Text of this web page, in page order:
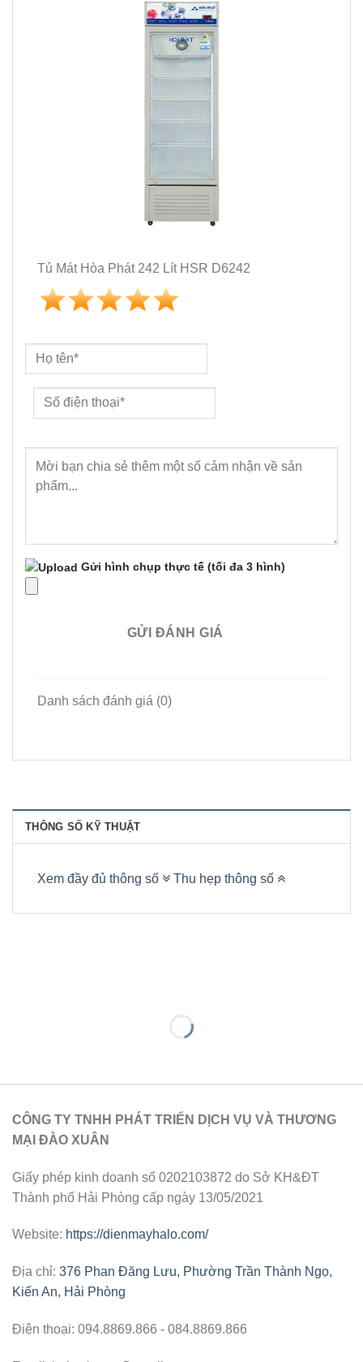
Tủ Mát Hòa Phát 242 Lít HSR D6242
Gửi hình chụp thực tế (tối đa 3 hình)
GỬI ĐÁNH GIÁ
Danh sách đánh giá (0)
THÔNG SỐ KỸ THUẬT
Xem đầy đủ thông số Thu hẹp thông số
CÔNG TY TNHH PHÁT TRIỂN DỊCH VỤ VÀ THƯƠNG
MẠI ĐÀO XUÂN
Giấy phép kinh doanh số 0202103872 do Sở KH&ĐT
Thành phố Hải Phòng cấp ngày 13/05/2021
Website: https://dienmayhalo.com/
Địa chỉ: 376 Phan Đăng Lưu, Phường Trần Thành Ngọ,
Kiến An, Hải Phòng
Điện thoại: 094.8869.866 - 084.8869.866